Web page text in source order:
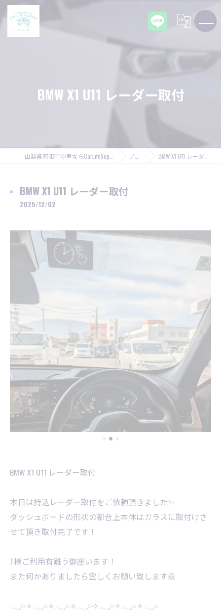
BMW X1 U11 レーダー取付
ブログ BMW X1 U11 レーダー取付
BMW X1 U11 レーダー取付
2025/12/02
BMW X1 U11 レーダー取付
本日は持込レーダー取付をご依頼頂きました✨
ダッシュボードの形状の都合上本体はガラスに取付けさ
せて頂き取付完了です！
T様ご利用有難う御座います！
また何かありましたら宜しくお願い致します🙇
𓂃𓈒𓏸✧︎𓂃𓈒𓏸✧︎𓂃𓈒𓏸✧︎𓂃𓈒𓏸✧︎𓂃𓈒𓏸✧︎𓂃𓈒𓏸✧︎𓂃𓈒𓏸